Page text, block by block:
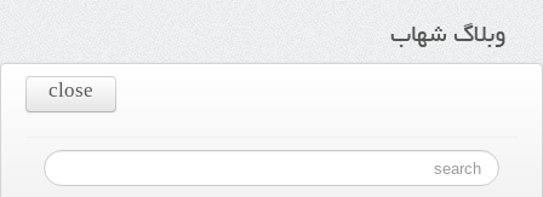
وبلاگ شهاب
close